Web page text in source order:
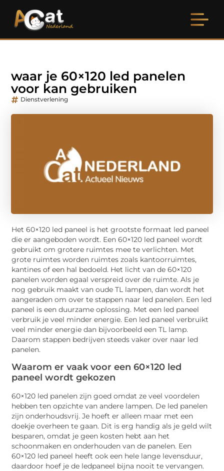
waar je 60×120 led panelen
voor kan gebruiken
Dienstverlening
Het 60×120 led paneel is het grootste formaat led paneel
die er aangeboden wordt. Een 60×120 led paneel wordt
gebruikt om grotere ruimtes mee te verlichten. Met
grote ruimtes worden ruimtes zoals kantoorruimtes,
kantines of een hal bedoeld. Het licht van de 60×120
panelen worden egaal verspreid over de ruimte. Als je
nog gebruik maakt van oude TL lampen, dan wordt het
aangeraden om over te stappen naar led panelen. Een led
paneel is een duurzame oplossing. Met een led paneel
verbruik je veel minder energie. Een led paneel verbruikt
veel minder energie dan bijvoorbeeld een TL lamp.
Daarom stappen bedrijven steeds vaker over naar led
panelen.
Waarom er vaak voor een 60×120 led
paneel wordt gekozen
60×120 led panelen zijn goed omdat ze veel voordelen
hebben ten opzichte van andere lampen. De led panelen
zijn onderhoudsvrij. Je hoeft er alleen maar met een
doekje overheen te gaan. Dit is erg handig als je geld wilt
besparen, omdat je geen kosten hebt aan het
schoonmaken en onderhouden van de panelen. Een
60×120 led paneel heeft ook een hele lange levensduur,
daardoor hoef je de ledpaneel bijna nooit te vervangen.